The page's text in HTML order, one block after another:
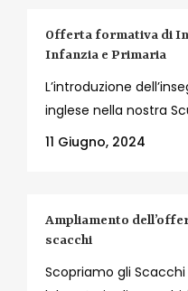
Offerta formativa di
Infanzia e Primaria
L’introduzione
inglese nella nostra
11 Giugno, 2024
Ampliamento
scacchi
Scopriamo gli